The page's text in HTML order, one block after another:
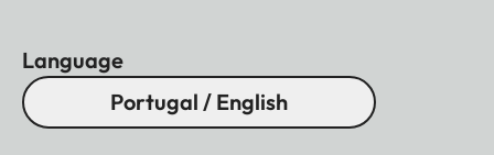
Language
Portugal / English